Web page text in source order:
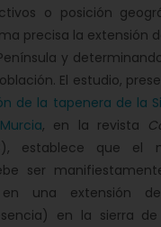
o posición
precisa la extensión
y
El estudio,
de la tapenera de la
, en la revista
establece que el
ser
en una extensión
en la sierra de